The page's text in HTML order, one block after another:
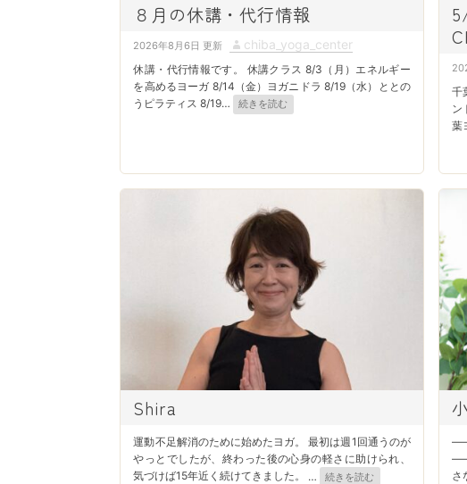
８月の休講・代行情報
P
o
s
t
o
n
2026年8月6日
A
u
t
h
chiba_yoga_center
休講・代行情報です。 休講クラス 8/3（月）エネルギー
を高めるヨーガ 8/14（金）ヨガニドラ 8/19（水）ととの
うピラティス 8/19… 続きを読む
P
o
s
t
d
o
千
ン
葉
Shira
運動不足解消のために始めたヨガ。 最初は週1回通うのが
やっとでしたが、終わった後の心身の軽さに助けられ、
気づけば15年近く続けてきました。 … 続きを読む
――
――
さ